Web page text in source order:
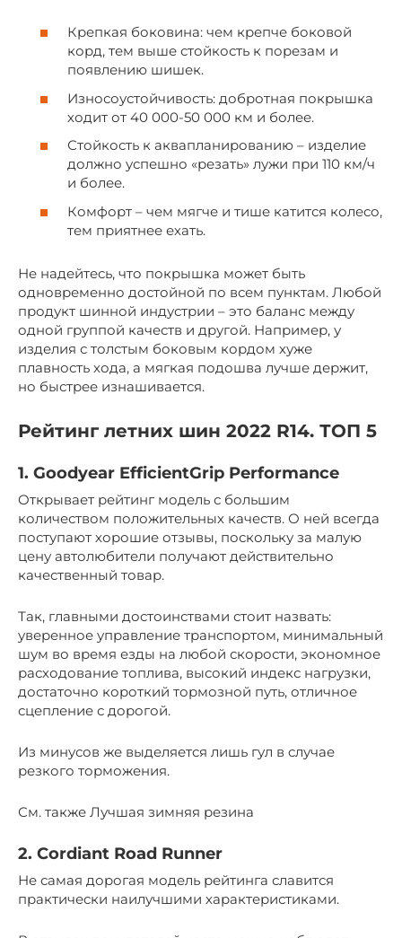
Крепкая боковина: чем крепче боковой
корд, тем выше стойкость к порезам и
появлению шишек.
Износоустойчивость: добротная покрышка
ходит от 40 000-50 000 км и более.
Стойкость к аквапланированию – изделие
должно успешно «резать» лужи при 110 км/ч
и более.
Комфорт – чем мягче и тише катится колесо,
тем приятнее ехать.
Не надейтесь, что покрышка может быть
одновременно достойной по всем пунктам. Любой
продукт шинной индустрии – это баланс между
одной группой качеств и другой. Например, у
изделия с толстым боковым кордом хуже
плавность хода, а мягкая подошва лучше держит,
но быстрее изнашивается.
Рейтинг летних шин 2022 R14. ТОП 5
1. Goodyear EfficientGrip Performance
Открывает рейтинг модель с большим
количеством положительных качеств. О ней всегда
поступают хорошие отзывы, поскольку за малую
цену автолюбители получают действительно
качественный товар.
Так, главными достоинствами стоит назвать:
уверенное управление транспортом, минимальный
шум во время езды на любой скорости, экономное
расходование топлива, высокий индекс нагрузки,
достаточно короткий тормозной путь, отличное
сцепление с дорогой.
Из минусов же выделяется лишь гул в случае
резкого торможения.
См. также Лучшая зимняя резина
2. Cordiant Road Runner
Не самая дорогая модель рейтинга славится
практически наилучшими характеристиками.